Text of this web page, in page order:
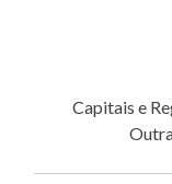
Capitais e